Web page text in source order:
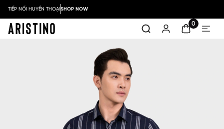
TIẾP NỐI HUYỀN THOẠISHOP NOW
0